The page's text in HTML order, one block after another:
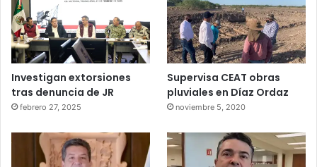
Investigan extorsiones
tras denuncia de JR
febrero 27, 2025
Supervisa CEAT obras
pluviales en Díaz Ordaz
noviembre 5, 2020